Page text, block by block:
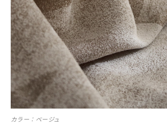
カラー：ベージュ